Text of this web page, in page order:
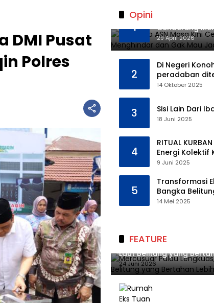
DMI Pusat
Polres
Opini
1
Cenderung
Gak Mau Jadi
29 April 2026
2
Di Negeri
peradaban
kekosongan
14 Oktober 2025
3 Sisi Lain Dari
18 Juni 2025
4
RITUAL
Energi Kolektif
dan
9 Juni 2025
5
Transformasi
Bangka
Tantangan
14 Mei 2025
FEATURE
Mercusuar Pulau
Laut Belitung yang
140 Tahun
24 Juni 2026